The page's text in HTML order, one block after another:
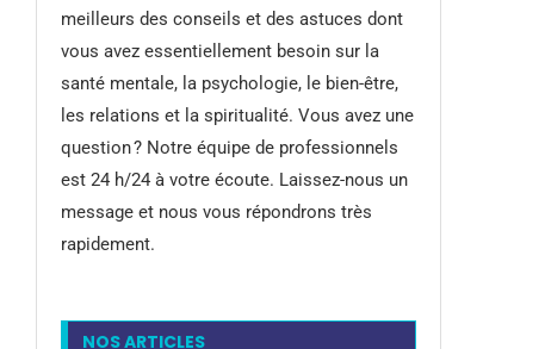
meilleurs des conseils et des astuces dont
vous avez essentiellement besoin sur la
santé mentale, la psychologie, le bien-être,
les relations et la spiritualité. Vous avez une
question ? Notre équipe de professionnels
est 24 h/24 à votre écoute. Laissez-nous un
message et nous vous répondrons très
rapidement.
NOS ARTICLES